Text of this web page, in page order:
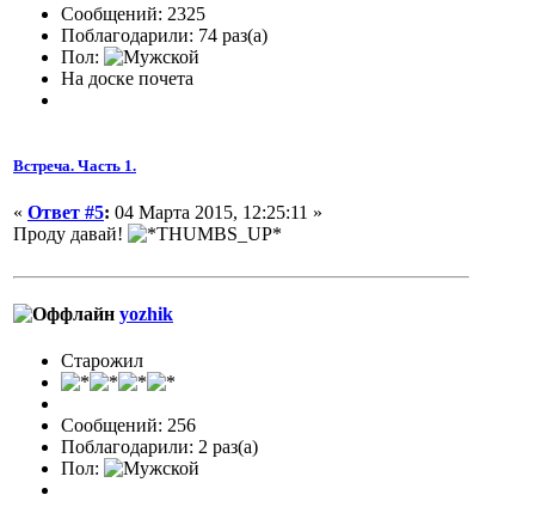
Сообщений: 2325
Поблагодарили: 74 раз(а)
Пол:
На доске почета
Встреча. Часть 1.
« Ответ #5: 04 Марта 2015, 12:25:11 »
Проду давай!
yozhik
Старожил
Сообщений: 256
Поблагодарили: 2 раз(а)
Пол: